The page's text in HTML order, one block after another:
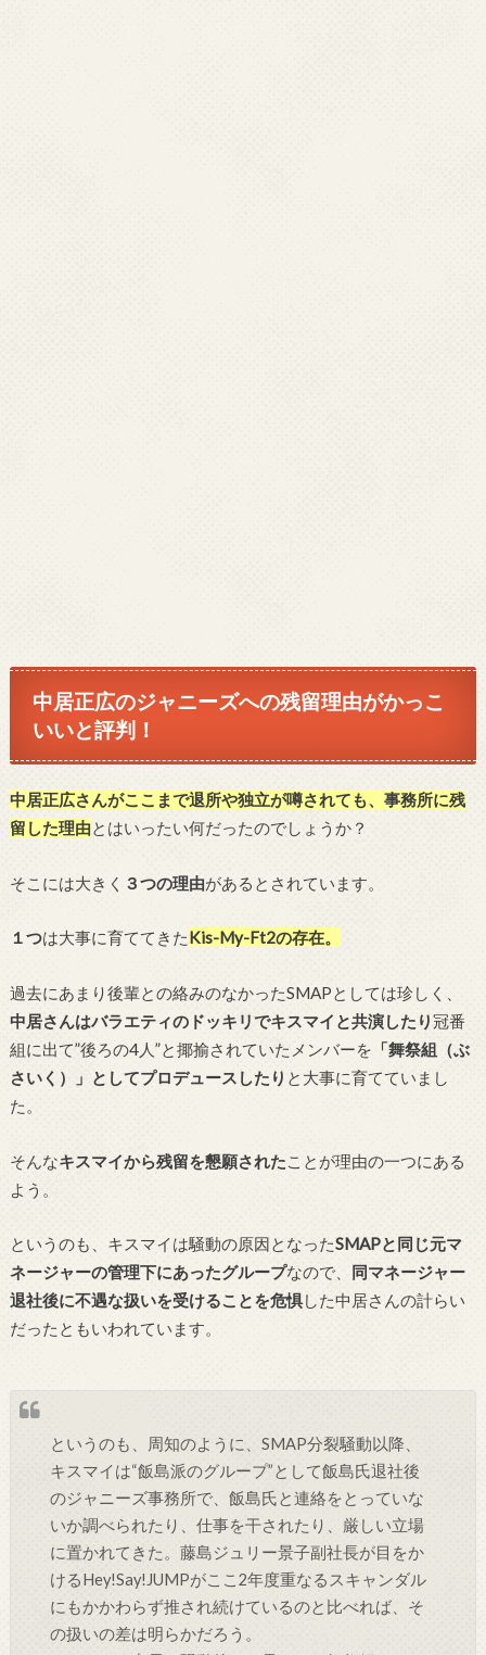
中居正広のジャニーズへの残留理由がかっこ
いいと評判！
中居正広さんがここまで退所や独立が噂されても、事務所に残
留した理由とはいったい何だったのでしょうか？
そこには大きく ３つの理由があるとされています。
１つは大事に育ててきた Kis-My-Ft2の存在。
過去にあまり後輩との絡みのなかったSMAPとしては珍しく、
中居さんはバラエティのドッキリでキスマイと共演したり冠番
組に出て”後ろの4人”と揶揄されていたメンバーを 「舞祭組（ぶ
さいく）」としてプロデュースしたり と大事に育てていまし
た。
そんなキスマイから残留を懇願された ことが理由の一つにある
よう。
というのも、キスマイは騒動の原因となったSMAPと同じ元マ
ネージャーの管理下にあったグループなので、 同マネージャー
退社後に不遇な扱いを受けることを危惧した中居さんの計らい
だったともいわれています。
というのも、周知のように、SMAP分裂騒動以降、
キスマイは“飯島派のグループ”として飯島氏退社後
のジャニーズ事務所で、飯島氏と連絡をとっていな
いか調べられたり、仕事を干されたり、厳しい立場
に置かれてきた。藤島ジュリー景子副社長が目をか
けるHey!Say!JUMPがここ2年度重なるスキャンダル
にもかかわらず推され続けているのと比べれば、そ
の扱いの差は明らかだろう。